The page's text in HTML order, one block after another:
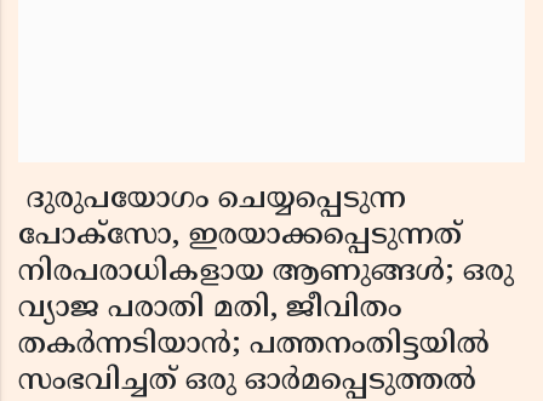
ദുരുപയോഗം ചെയ്യപ്പെടുന്ന
പോക്സോ, ഇരയാക്കപ്പെടുന്നത്
നിരപരാധികളായ ആണുങ്ങൾ; ഒരു
വ്യാജ പരാതി മതി, ജീവിതം
തകർന്നടിയാൻ; പത്തനംതിട്ടയിൽ
സംഭവിച്ചത് ഒരു ഓർമപ്പെടുത്തൽ